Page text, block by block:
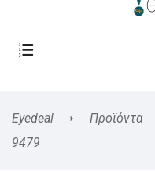
Eyedeal Προϊόντα
9479